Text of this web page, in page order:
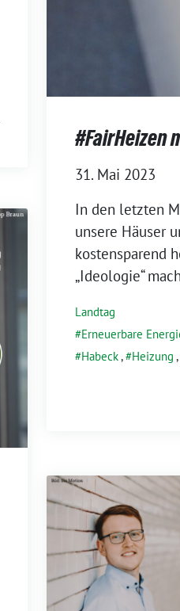
#FairHeizen
31. Mai 2023
In den letzten
unsere Häuser
kostensparend
„Ideologie“
Landtag
Erneuerbare
Habeck, Heizung ,